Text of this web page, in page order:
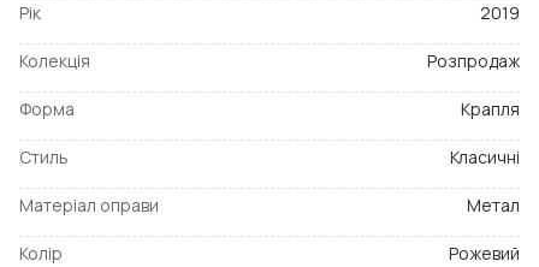
Рік 2019
Колекція Розпродаж
Форма Крапля
Стиль Класичні
Матеріал оправи Метал
Колір Рожевий